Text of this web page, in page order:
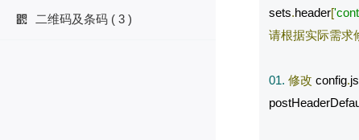
 二维码及条码 ( 3 )
sets.header[
请根据实际需求
01. 修改 config.js